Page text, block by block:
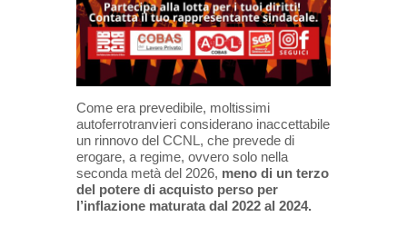
Come era prevedibile, moltissimi
autoferrotranvieri considerano inaccettabile
un rinnovo del CCNL, che prevede di
erogare, a regime, ovvero solo nella
seconda metà del 2026, meno di un terzo
del potere di acquisto perso per
l’inflazione maturata dal 2022 al 2024.